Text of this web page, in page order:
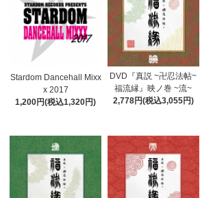
Stardom Dancehall Mixx
x 2017
1,200円(税込1,320円)
DVD『真説 ~卍忍法帖~
福流縁』映ノ巻 ~流~
2,778円(税込3,055円)